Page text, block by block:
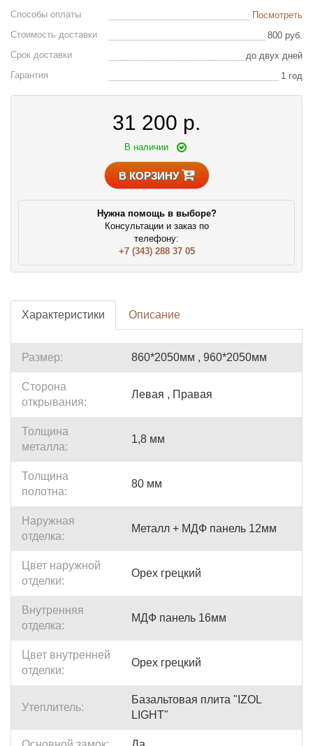
Способы оплаты
Посмотреть
Стоимость доставки
800 руб.
Срок доставки
до двух дней
Гарантия
1 год
31 200 р.
В наличии
В КОРЗИНУ
Нужна помощь в выборе?
Консультации и заказ по
телефону:
+7 (343) 288 37 05
Характеристики Описание
Размер: 860*2050мм , 960*2050мм
Сторона
открывания:
Левая , Правая
Толщина
металла:
1,8 мм
Толщина
полотна:
80 мм
Наружная
отделка:
Металл + МДФ панель 12мм
Цвет наружной
отделки:
Орех грецкий
Внутренняя
отделка:
МДФ панель 16мм
Цвет внутренней
отделки:
Орех грецкий
Утеплитель:
Базальтовая плита "IZOL
LIGHT"